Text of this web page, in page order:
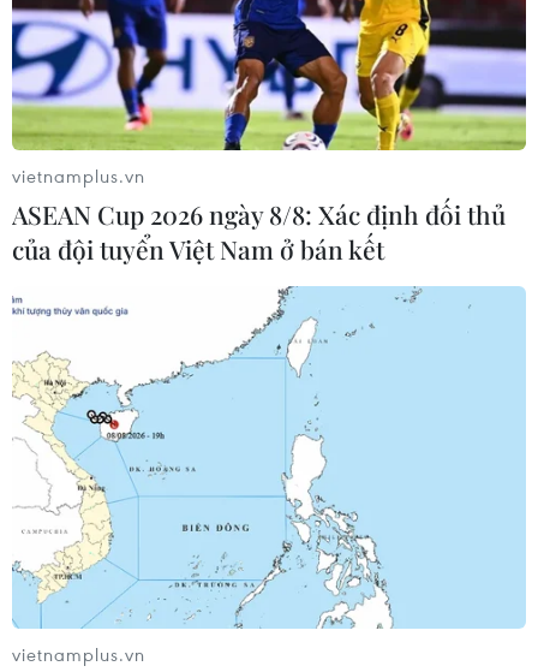
vietnamplus.vn
ASEAN Cup 2026 ngày 8/8: Xác định đối thủ
của đội tuyển Việt Nam ở bán kết
vietnamplus.vn